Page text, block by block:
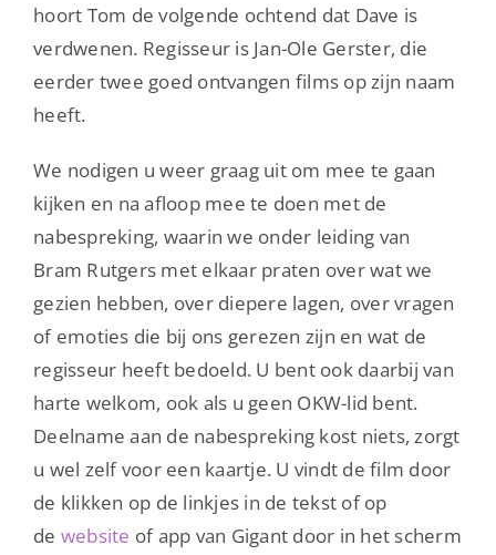
hoort Tom de volgende ochtend dat Dave is
verdwenen. Regisseur is Jan-Ole Gerster, die
eerder twee goed ontvangen films op zijn naam
heeft.
We nodigen u weer graag uit om mee te gaan
kijken en na afloop mee te doen met de
nabespreking, waarin we onder leiding van
Bram Rutgers met elkaar praten over wat we
gezien hebben, over diepere lagen, over vragen
of emoties die bij ons gerezen zijn en wat de
regisseur heeft bedoeld. U bent ook daarbij van
harte welkom, ook als u geen OKW-lid bent.
Deelname aan de nabespreking kost niets, zorgt
u wel zelf voor een kaartje. U vindt de film door
de klikken op de linkjes in de tekst of op
de website of app van Gigant door in het scherm